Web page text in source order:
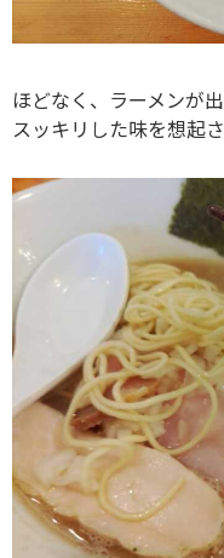
ほどなく、ラーメンが
スッキリした味を想起